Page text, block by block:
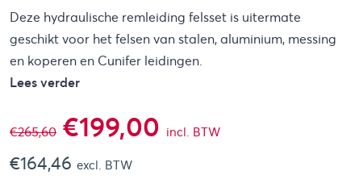
Deze hydraulische remleiding felsset is uitermate
geschikt voor het felsen van stalen, aluminium, messing
en koperen en Cunifer leidingen.
Lees verder
€265,60 Oorspronkelijke
prijs
€199,00 Huidige
incl. BTW
€164,46 excl. BTW